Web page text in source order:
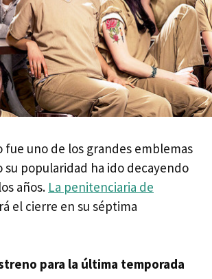
fue uno de los grandes emblemas
popularidad ha ido decayendo
años. La penitenciaria de
el cierre en su séptima
para la última temporada